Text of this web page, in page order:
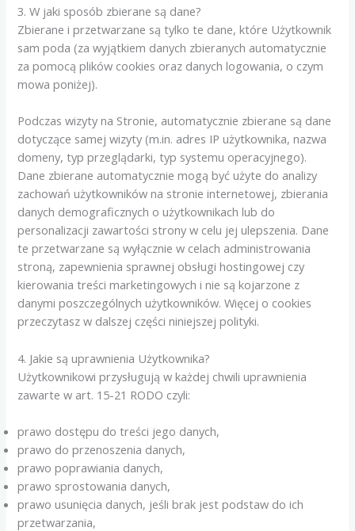
3. W jaki sposób zbierane są dane?
Zbierane i przetwarzane są tylko te dane, które Użytkownik
sam poda (za wyjątkiem danych zbieranych automatycznie
za pomocą plików cookies oraz danych logowania, o czym
mowa poniżej).
Podczas wizyty na Stronie, automatycznie zbierane są dane
dotyczące samej wizyty (m.in. adres IP użytkownika, nazwa
domeny, typ przeglądarki, typ systemu operacyjnego).
Dane zbierane automatycznie mogą być użyte do analizy
zachowań użytkowników na stronie internetowej, zbierania
danych demograficznych o użytkownikach lub do
personalizacji zawartości strony w celu jej ulepszenia. Dane
te przetwarzane są wyłącznie w celach administrowania
stroną, zapewnienia sprawnej obsługi hostingowej czy
kierowania treści marketingowych i nie są kojarzone z
danymi poszczególnych użytkowników. Więcej o cookies
przeczytasz w dalszej części niniejszej polityki.
4. Jakie są uprawnienia Użytkownika?
Użytkownikowi przysługują w każdej chwili uprawnienia
zawarte w art. 15-21 RODO czyli:
prawo dostępu do treści jego danych,
prawo do przenoszenia danych,
prawo poprawiania danych,
prawo sprostowania danych,
prawo usunięcia danych, jeśli brak jest podstaw do ich
przetwarzania,